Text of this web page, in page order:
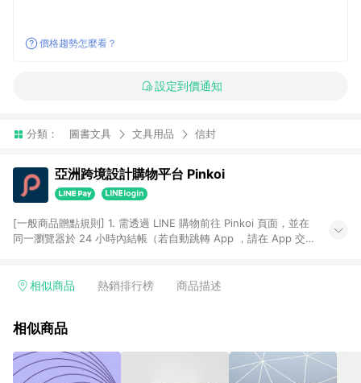
價格趨勢怎麼看？
設定到價通知
分類： 圖書文具 文具用品 信封
亞洲跨境設計購物平台 Pinkoi
[一般商品贈點規則] 1. 需透過 LINE 購物前往 Pinkoi 頁面，並在
同一瀏覽器於 24 小時內結帳（若自動跳轉 App ，請在 App 交
回饋訂單不得享有 Pinkoi 站方優惠，例如首購優惠，P coins，
行為，不具贈點資格，部分退款不在此限。 6. APP 請更新至
貨後 45 天後發送。 8. 群眾募資商品，禮物卡，開館保證金，補
運費，攤位費等不具贈點資格。 9. LINE 購物站上之商品規格、
相似商品 熱銷排行榜 商品描述
相似商品